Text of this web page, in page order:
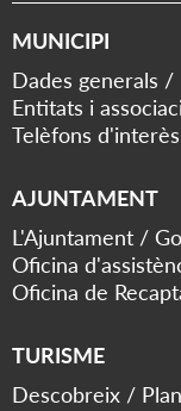
MUNICIPI
Dades generals
Entitats i
Telèfons d'interès
AJUNTAMENT
L'Ajuntament
Oficina
Oficina de
TURISME
Descobreix